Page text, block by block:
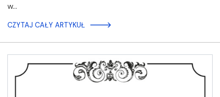
w…
CZYTAJ CAŁY ARTYKUŁ